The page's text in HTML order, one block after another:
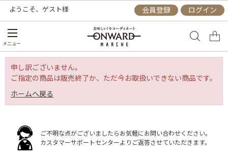
ようこそ、 ゲスト様 会員登録 ログイン
メニュー
申し訳ございません。
ご指定の商品は販売終了か、ただ今お取扱いできない商品です。
ホームへ戻る
ご不明な点がございましたらお気軽にお問い合わせください。
カスタマーサポートセンターよりご返答させていただきます。